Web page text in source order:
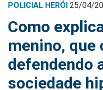
POLICIAL HERÓI 25/04/
Como
menino, que
defendendo
sociedade